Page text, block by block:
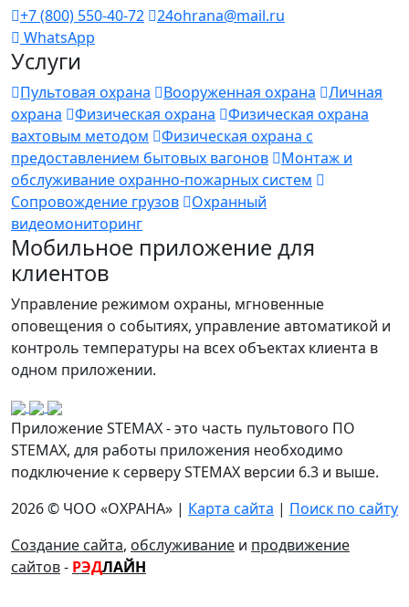
+7 (800) 550-40-72
24ohrana@mail.ru
WhatsApp
Услуги
Пультовая охрана Вооруженная охрана
Личная
охрана
Физическая охрана
Физическая охрана
вахтовым методом
Физическая охрана с
предоставлением бытовых вагонов
Монтаж и
обслуживание охранно-пожарных систем
Сопровождение грузов
Охранный
видеомониторинг
Мобильное приложение для
клиентов
Управление режимом охраны, мгновенные
оповещения о событиях, управление автоматикой и
контроль температуры на всех объектах клиента в
одном приложении.
Приложение STEMAX - это часть пультового ПО
STEMAX, для работы приложения необходимо
подключение к серверу STEMAX версии 6.3 и выше.
2026 © ЧОО «ОХРАНА» | Карта сайта | Поиск по сайту
Создание сайта, обслуживание и продвижение
сайтов- РЭДЛАЙН